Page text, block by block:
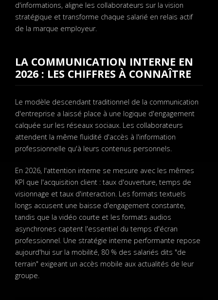
d'informations, aligne les collaborateurs sur la vision
stratégique et transforme chaque salarié en relais actif
de la marque employeur.
LA COMMUNICATION INTERNE EN
2026 : LES CHIFFRES À CONNAÎTRE
Le modèle descendant traditionnel de la communication
d'entreprise a laissé place à une logique d'engagement
calquée sur les réseaux sociaux. Les collaborateurs
attendent la même fluidité d'accès à l'information
professionnelle qu'à leurs contenus personnels.
En 2026, l'attention interne se mesure avec les mêmes
KPI que l'acquisition client : taux d'ouverture, temps de
visionnage et taux d'interaction. Les formats textuels
longs accusent une baisse d'engagement constante,
tandis que la vidéo courte et les formats audios
asynchrones captent l'essentiel du temps d'écran
professionnel. Une stratégie interne performante repose
aujourd'hui sur la mobilité, 80 % des salariés dits "de
terrain" exigeant un accès mobile aux actualités de leur
groupe.